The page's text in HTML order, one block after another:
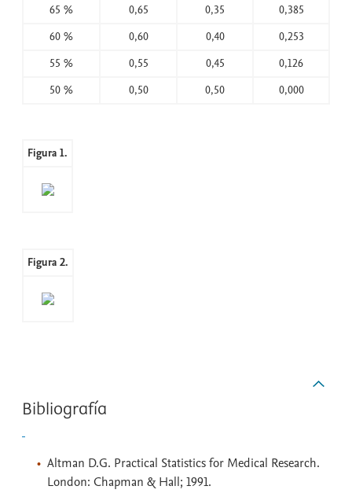
65 % 0,65 0,35
0,385
60 %
0,60 0,40
0,253
55 %
0,55 0,45
0,126
50 %
0,50 0,50 0,000
Figura 1.
Figura 2.
Bibliografía
Altman D.G. Practical Statistics for Medical Research.
London: Chapman & Hall; 1991.